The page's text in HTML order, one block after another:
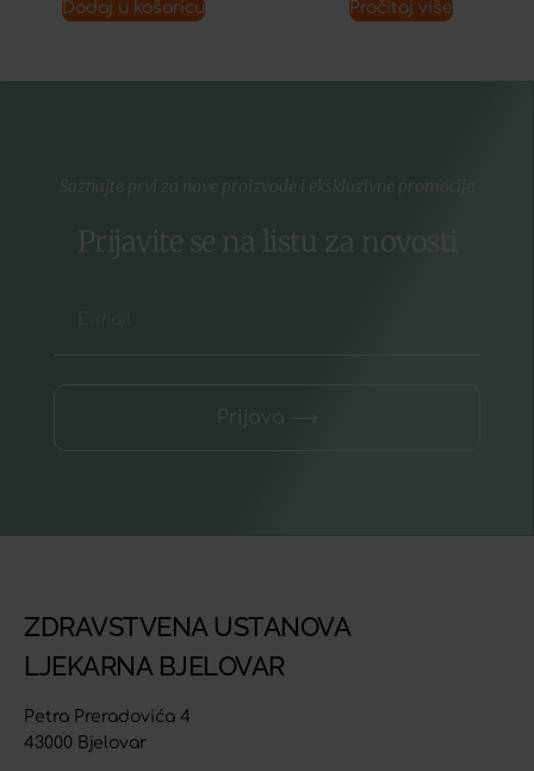
Dodaj u košaricu Pročitaj više
Saznajte prvi za nove proizvode i ekskluzivne promocije
Prijavite se na listu za novosti
Prijava ⟶
ZDRAVSTVENA USTANOVA
LJEKARNA BJELOVAR
Petra Preradovića 4
43000 Bjelovar